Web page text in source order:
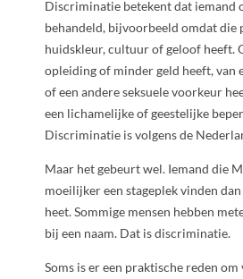
Discriminatie betekent dat iemand
behandeld, bijvoorbeeld omdat die
huidskleur, cultuur of geloof heeft.
opleiding of minder geld heeft, van
of een andere seksuele voorkeur
een lichamelijke of geestelijke
Discriminatie is volgens de
Maar het gebeurt wel. Iemand die
moeilijker een stageplek vinden
heet. Sommige mensen hebben
bij een naam. Dat is discriminatie.
Soms is er een praktische reden